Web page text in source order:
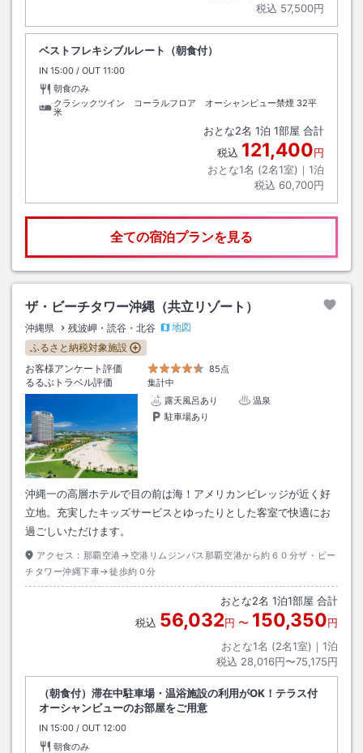
税込 57,500円
ベストフレキシブルレート（朝食付）
IN チェックイン
15:00 / OUT チェックアウト
11:00
朝食のみ
クラシックツイン コーラルフロア オーシャンビュー禁煙 32平
米
おとな2名 1泊 1部屋 合計
税込 121,400円
おとな1名 (2名1室)｜ 1泊
税込 60,700円
全ての宿泊プランを見る
ザ・ビーチタワー沖縄（共立リゾート）
沖縄県 残波岬・読谷・北谷
地図
ふるさと納税対象施設
お客様アンケート評価
85点
るるぶトラベル評価
集計中
露天風呂あり
温泉
駐車場あり
沖縄一の高層ホテルで目の前は海！アメリカンビレッジが近く好
立地。充実したキッズサービスとゆったりとした客室で快適にお
過ごしいただけます。
アクセス： 那覇空港→空港リムジンバス那覇空港から約６０分ザ・ビー
チタワー沖縄下車→徒歩約０分
おとな2名 1泊1部屋 合計
税込 56,032円 〜 150,350円
おとな1名 (2名1室)｜ 1泊
税込 28,016円〜75,175円
（朝食付）滞在中駐車場・温浴施設の利用がOK！テラス付
オーシャンビューのお部屋をご用意
IN チェックイン
15:00 / OUT チェックアウト
12:00
朝食のみ